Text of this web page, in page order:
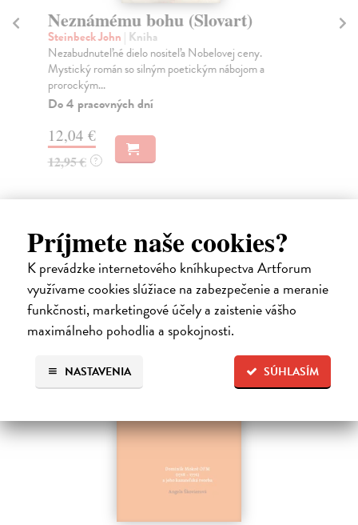
Príjmete naše cookies?
K prevádzke internetového kníhkupectva Artforum
využívame cookies slúžiace na zabezpečenie a meranie
funkčnosti, marketingové účely a zaistenie vášho
maximálneho pohodlia a spokojnosti.
SÚHLASÍM
NASTAVENIA
Neznámému bohu (Slovart)
Steinbeck John | Kniha
Nezabudnuteľné dielo nositeľa Nobelovej ceny.
Mystický román so silným poetickým nábojom a
prorockým...
Do 4 pracovných dní
12,04 €
12,95 € ?
Ďalšie z kategórie kresťanstvo a
judaizmus